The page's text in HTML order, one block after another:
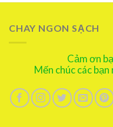
CHAY NGON SẠCH
Cảm ơn
Mến chúc các